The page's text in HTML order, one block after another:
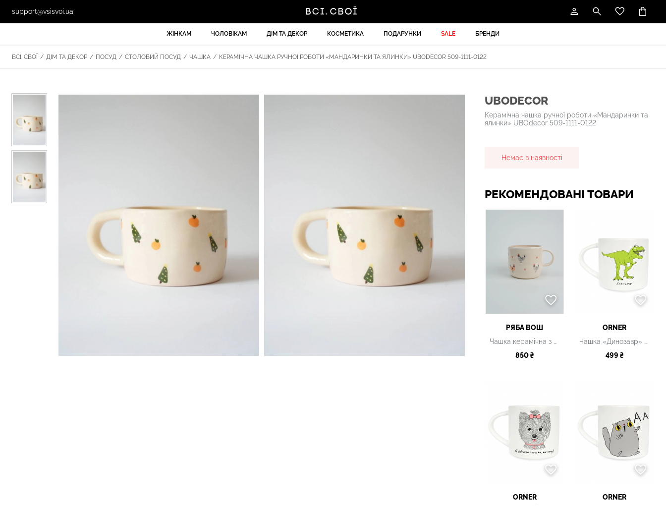
support@vsisvoi.ua
ЖІНКАМ ЧОЛОВІКАМ ДІМ ТА ДЕКОР КОСМЕТИКА ПОДАРУНКИ SALE БРЕНДИ
ВСІ. СВОЇ / ДІМ ТА ДЕКОР / ПОСУД / СТОЛОВИЙ ПОСУД / ЧАШКА / КЕРАМІЧНА ЧАШКА РУЧНОЇ РОБОТИ «МАНДАРИНКИ ТА ЯЛИНКИ» UBODECOR 509-1111-0122
UBODECOR
Керамічна чашка ручної роботи «Мандаринки та
ялинки» UBOdecor 509-1111-0122
Немає в наявності
РЕКОМЕНДОВАНІ ТОВАРИ
РЯБА ВОШ
Чашка керамічна з принтом, 400 мл
850 ₴
ORNER
Чашка «Динозавр» біла
499 ₴
ORNER
ORNER